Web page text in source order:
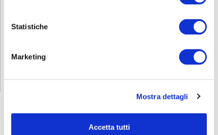
Statistiche
Marketing
Mostra dettagli
Accetta tutti